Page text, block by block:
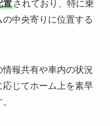
置されており、特に乗
中央寄りに位置する
報共有や車内の状況
じてホーム上を素早